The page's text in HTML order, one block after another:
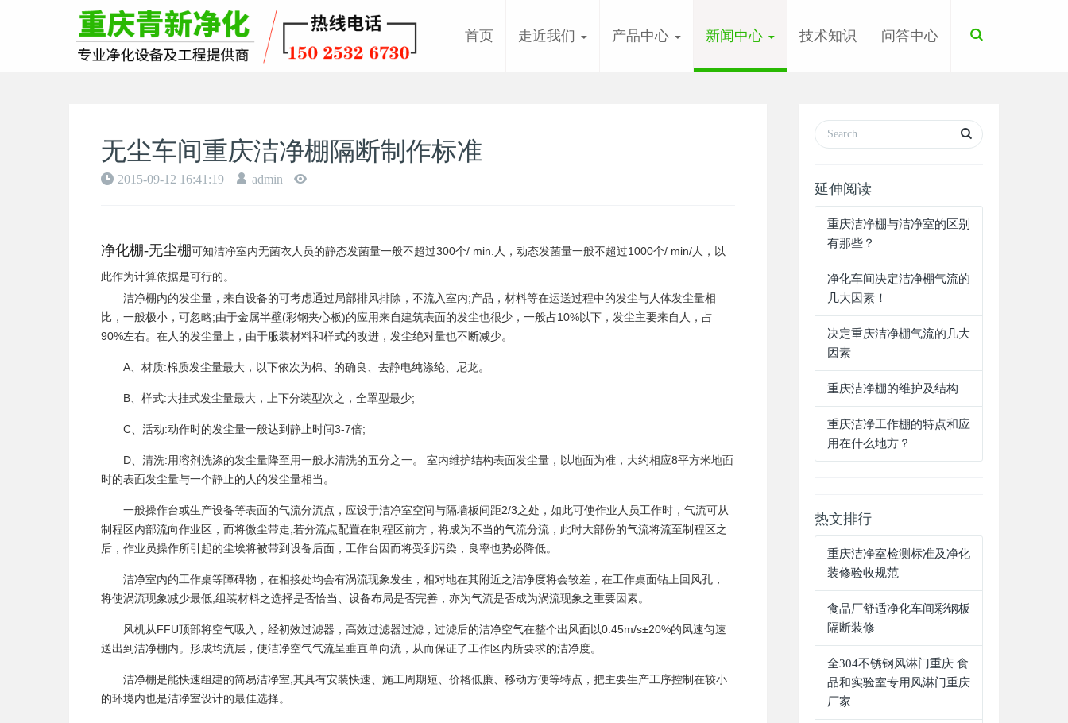
Toggle
Search
首页 走近我们 产品中心 新闻中心 技术知识 问答中心
无尘车间重庆洁净棚隔断制作标准
2015-09-12 16:41:19 admin
净化棚-无尘棚可知洁净室内无菌衣人员的静态发菌量一般不超过300个/ min.人，动态发菌量一般不超过1000个/ min/人，以
此作为计算依据是可行的。
洁净棚内的发尘量，来自设备的可考虑通过局部排风排除，不流入室内;产品，材料等在运送过程中的发尘与人体发尘量相
比，一般极小，可忽略;由于金属半壁(彩钢夹心板)的应用来自建筑表面的发尘也很少，一般占10%以下，发尘主要来自人，占
90%左右。在人的发尘量上，由于服装材料和样式的改进，发尘绝对量也不断减少。
A、材质:棉质发尘量最大，以下依次为棉、的确良、去静电纯涤纶、尼龙。
B、样式:大挂式发尘量最大，上下分装型次之，全罩型最少;
C、活动:动作时的发尘量一般达到静止时间3-7倍;
D、清洗:用溶剂洗涤的发尘量降至用一般水清洗的五分之一。 室内维护结构表面发尘量，以地面为准，大约相应8平方米地面
时的表面发尘量与一个静止的人的发尘量相当。
一般操作台或生产设备等表面的气流分流点，应设于洁净室空间与隔墙板间距2/3之处，如此可使作业人员工作时，气流可从
制程区内部流向作业区，而将微尘带走;若分流点配置在制程区前方，将成为不当的气流分流，此时大部份的气流将流至制程区之
后，作业员操作所引起的尘埃将被带到设备后面，工作台因而将受到污染，良率也势必降低。
洁净室内的工作桌等障碍物，在相接处均会有涡流现象发生，相对地在其附近之洁净度将会较差，在工作桌面钻上回风孔，
将使涡流现象减少最低;组装材料之选择是否恰当、设备布局是否完善，亦为气流是否成为涡流现象之重要因素。
风机从FFU顶部将空气吸入，经初效过滤器，高效过滤器过滤，过滤后的洁净空气在整个出风面以0.45m/s±20%的风速匀速
送出到洁净棚内。形成均流层，使洁净空气气流呈垂直单向流，从而保证了工作区内所要求的洁净度。
洁净棚是能快速组建的简易洁净室,其具有安装快速、施工周期短、价格低廉、移动方便等特点，把主要生产工序控制在较小
的环境内也是洁净室设计的最佳选择。
延伸阅读
重庆洁净棚与洁净室的区别
有那些？
净化车间决定洁净棚气流的
几大因素！
决定重庆洁净棚气流的几大
因素
重庆洁净棚的维护及结构
重庆洁净工作棚的特点和应
用在什么地方？
热文排行
重庆洁净室检测标准及净化
装修验收规范
食品厂舒适净化车间彩钢板
隔断装修
全304不锈钢风淋门重庆 食
品和实验室专用风淋门重庆
厂家